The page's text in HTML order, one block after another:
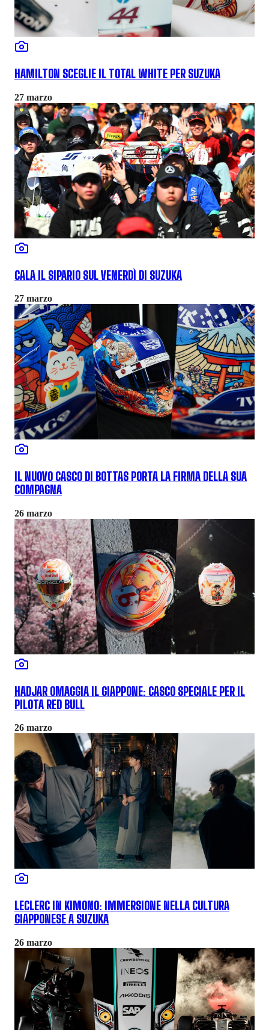
HAMILTON SCEGLIE IL TOTAL WHITE PER SUZUKA
27 marzo
CALA IL SIPARIO SUL VENERDÌ DI SUZUKA
27 marzo
IL NUOVO CASCO DI BOTTAS PORTA LA FIRMA DELLA SUA
COMPAGNA
26 marzo
HADJAR OMAGGIA IL GIAPPONE: CASCO SPECIALE PER IL
PILOTA RED BULL
26 marzo
LECLERC IN KIMONO: IMMERSIONE NELLA CULTURA
GIAPPONESE A SUZUKA
26 marzo